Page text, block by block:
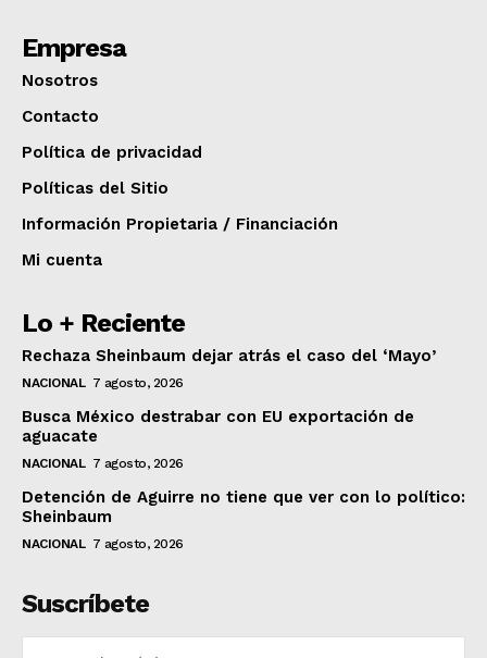
Empresa
Nosotros
Contacto
Política de privacidad
Políticas del Sitio
Información Propietaria / Financiación
Mi cuenta
Lo + Reciente
Rechaza Sheinbaum dejar atrás el caso del ‘Mayo’
NACIONAL 7 agosto, 2026
Busca México destrabar con EU exportación de
aguacate
NACIONAL 7 agosto, 2026
Detención de Aguirre no tiene que ver con lo político:
Sheinbaum
NACIONAL 7 agosto, 2026
Suscríbete